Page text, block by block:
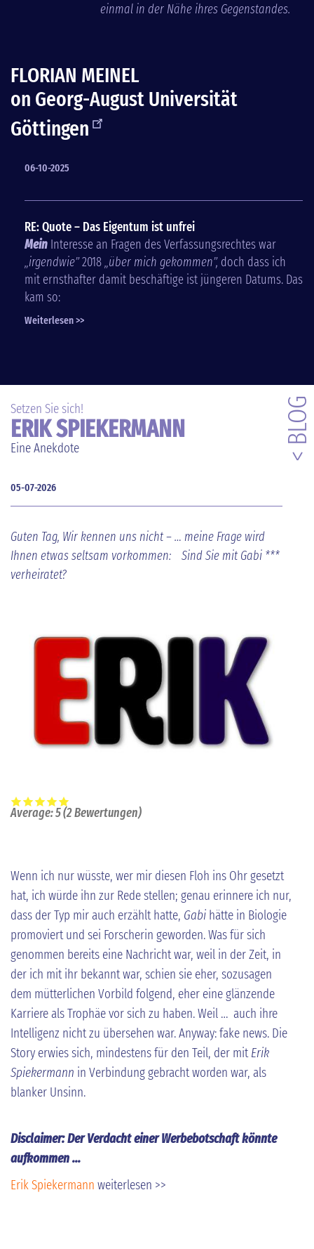
einmal in der Nähe ihres Gegenstandes.
FLORIAN MEINEL
on Georg-August Universität
Göttingen
06-10-2025
RE: Quote – Das Eigentum ist unfrei
Mein Interesse an Fragen des Verfassungsrechtes war
„irgendwie”2018„über mich gekommen”, doch dass ich
mit ernsthafter damit beschäftige ist jüngeren Datums. Das
kam so:
Weiterlesen >>
< BLOG
Setzen Sie sich!
ERIK SPIEKERMANN
05-07-2026
Eine Anekdote
Guten Tag, Wir kennen uns nicht – … meine Frage wird
Ihnen etwas seltsam vorkommen: Sind Sie mit Gabi ***
verheiratet?
Average:5(2Bewertungen)
Wenn ich nur wüsste, wer mir diesen Floh ins Ohr gesetzt
hat, ich würde ihn zur Rede stellen; genau erinnere ich nur,
dass der Typ mir auch erzählt hatte, Gabi hätte in Biologie
promoviert und sei Forscherin geworden. Was für sich
genommen bereits eine Nachricht war, weil in der Zeit, in
der ich mit ihr bekannt war, schien sie eher, sozusagen
dem mütterlichen Vorbild folgend, eher eine glänzende
Karriere als Trophäe vor sich zu haben. Weil … auch ihre
Intelligenz nicht zu übersehen war. Anyway: fake news. Die
Story erwies sich, mindestens für den Teil, der mitErik
Spiekermann in Verbindung gebracht worden war, als
blanker Unsinn.
Disclaimer: Der Verdacht einer Werbebotschaft könnte
aufkommen ...
Erik Spiekermann weiterlesen >>